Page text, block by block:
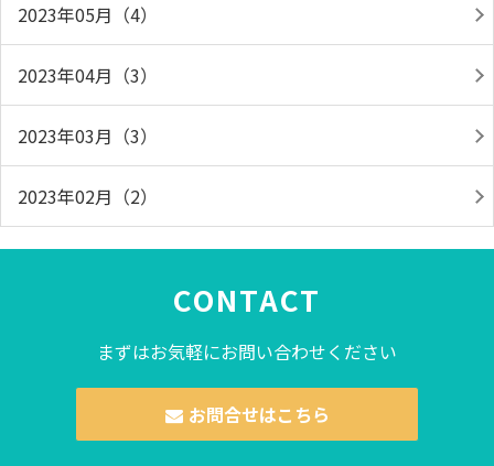
2023年05月（4）
2023年04月（3）
2023年03月（3）
2023年02月（2）
CONTACT
まずはお気軽にお問い合わせください
お問合せはこちら